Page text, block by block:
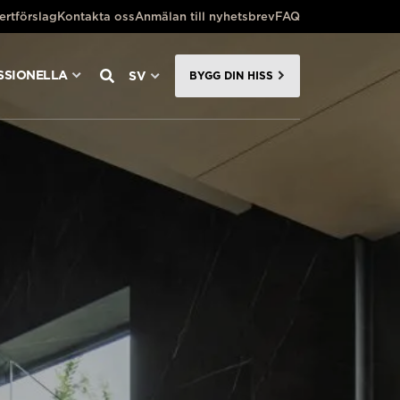
Kontakta ossAnmälan till nyhetsbrevFAQ
SV BYGG DIN HISS